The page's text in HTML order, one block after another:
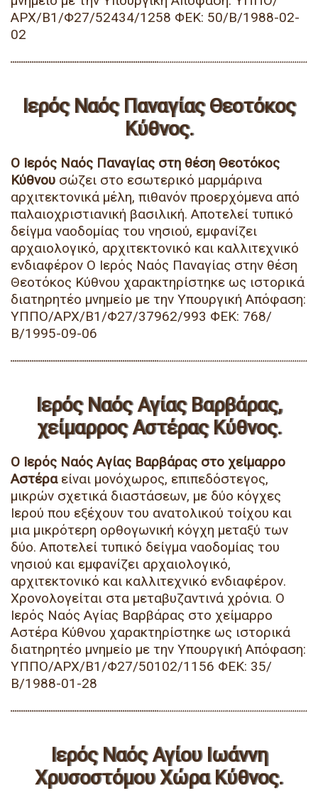
ΑΡΧ/Β1/Φ27/52434/1258 ΦΕΚ: 50/Β/1988-02-
02
Ιερός Ναός Παναγίας Θεοτόκος
Κύθνος.
Ο Ιερός Ναός Παναγίας στη θέση Θεοτόκος
Κύθνου σώζει στο εσωτερικό μαρμάρινα
αρχιτεκτονικά μέλη, πιθανόν προερχόμενα από
παλαιοχριστιανική βασιλική. Αποτελεί τυπικό
δείγμα ναοδομίας του νησιού, εμφανίζει
αρχαιολογικό, αρχιτεκτονικό και καλλιτεχνικό
ενδιαφέρον Ο Ιερός Ναός Παναγίας στην θέση
Θεοτόκος Κύθνου χαρακτηρίστηκε ως ιστορικά
διατηρητέο μνημείο με την Υπουργική Απόφαση:
ΥΠΠΟ/ΑΡΧ/Β1/Φ27/37962/993 ΦΕΚ: 768/
Β/1995-09-06
Ιερός Ναός Αγίας Βαρβάρας,
χείμαρρος Αστέρας Κύθνος.
Ο Ιερός Ναός Αγίας Βαρβάρας στο χείμαρρο
Αστέρα είναι μονόχωρος, επιπεδόστεγος,
μικρών σχετικά διαστάσεων, με δύο κόγχες
Ιερού που εξέχουν του ανατολικού τοίχου και
μια μικρότερη ορθογωνική κόγχη μεταξύ των
δύο. Αποτελεί τυπικό δείγμα ναοδομίας του
νησιού και εμφανίζει αρχαιολογικό,
αρχιτεκτονικό και καλλιτεχνικό ενδιαφέρον.
Χρονολογείται στα μεταβυζαντινά χρόνια. Ο
Ιερός Ναός Αγίας Βαρβάρας στο χείμαρρο
Αστέρα Κύθνου χαρακτηρίστηκε ως ιστορικά
διατηρητέο μνημείο με την Υπουργική Απόφαση:
ΥΠΠΟ/ΑΡΧ/Β1/Φ27/50102/1156 ΦΕΚ: 35/
Β/1988-01-28
Ιερός Ναός Αγίου Ιωάννη
Χρυσοστόμου Χώρα Κύθνος.